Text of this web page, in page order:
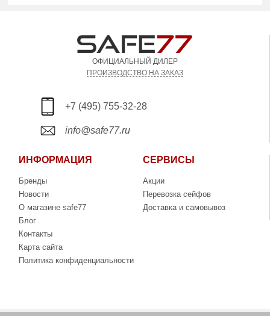
ОФИЦИАЛЬНЫЙ ДИЛЕР
ПРОИЗВОДСТВО НА ЗАКАЗ
+7 (495) 755-32-28
info@safe77.ru
ИНФОРМАЦИЯ
Бренды
Новости
О магазине safe77
Блог
Контакты
Карта сайта
Политика конфиденциальности
СЕРВИСЫ
Акции
Перевозка сейфов
Доставка и самовывоз